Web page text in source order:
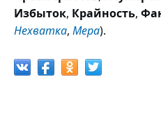
Избыток, Крайность,
Нехватка, Мера).